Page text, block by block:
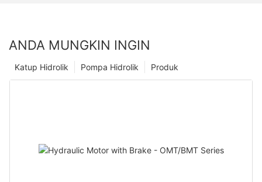
ANDA MUNGKIN INGIN
Produk
Pompa Hidrolik
Katup Hidrolik